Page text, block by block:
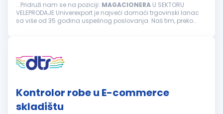
...Pridruži nam se na poziciji: MAGACIONERA U SEKTORU
VELEPRODAJE Univerexport je najveći domaći trgovinski lanac
sa više od 35 godina uspešnog poslovanja. Naš tim, preko
Kontrolor robe u E-commerce
skladištu